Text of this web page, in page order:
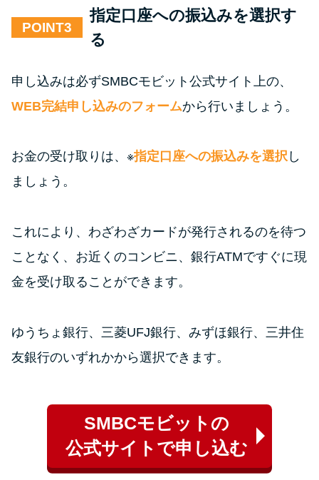
POINT
指定口座への振込みを選択す
る
申し込みは必ずSMBCモビット公式サイト上の、
WEB完結申し込みのフォームから行いましょう。
お金の受け取りは、※指定口座への振込みを選択 し
ましょう。
これにより、わざわざカードが発行されるのを待つ
ことなく、お近くのコンビニ、銀行ATMですぐに現
金を受け取ることができます。
ゆうちょ銀行、三菱UFJ銀行、みずほ銀行、三井住
友銀行のいずれかから選択できます。
SMBCモビットの
公式サイトで申し込む